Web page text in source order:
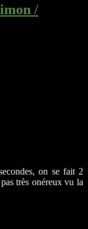
/
on se fait 2
très onéreux vu la